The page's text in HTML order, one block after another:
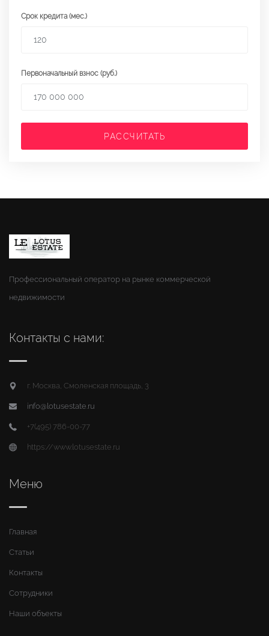
Срок кредита (мес.)
Первоначальный взнос (руб.)
РАССЧИТАТЬ
Профессиональный оператор на рынке коммерческой
недвижимости
Контакты с нами:
г. Москва, Смоленская площадь, 3
info@lotusestate.ru
+7(495) 786-00-77
https://www.lotusestate.ru
Меню
Главная
Статьи
Контакты
Сотрудники
Наши объекты